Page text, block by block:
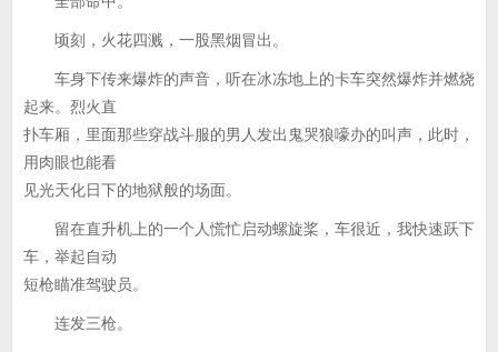
顷刻，火花四溅，一股黑烟冒出。
车身下传来爆炸的声音，听在冰冻地上的卡车突然爆炸并燃烧
起来。烈火直
扑车厢，里面那些穿战斗服的男人发出鬼哭狼嚎办的叫声，此时，
用肉眼也能看
见光天化日下的地狱般的场面。
留在直升机上的一个人慌忙启动螺旋桨，车很近，我快速跃下
车，举起自动
短枪瞄准驾驶员。
连发三枪。